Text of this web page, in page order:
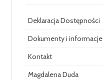
Deklaracja Dostępności
Dokumenty i informacje
Kontakt
Magdalena Duda